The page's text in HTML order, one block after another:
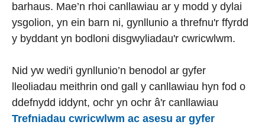
barhaus. Mae’n rhoi canllawiau ar y modd y dylai
ysgolion, yn ein barn ni, gynllunio a threfnu'r ffyrdd
y byddant yn bodloni disgwyliadau'r cwricwlwm.
Nid yw wedi'i gynllunio’n benodol ar gyfer
lleoliadau meithrin ond gall y canllawiau hyn fod o
ddefnydd iddynt, ochr yn ochr â'r canllawiau
Trefniadau cwricwlwm ac asesu ar gyfer